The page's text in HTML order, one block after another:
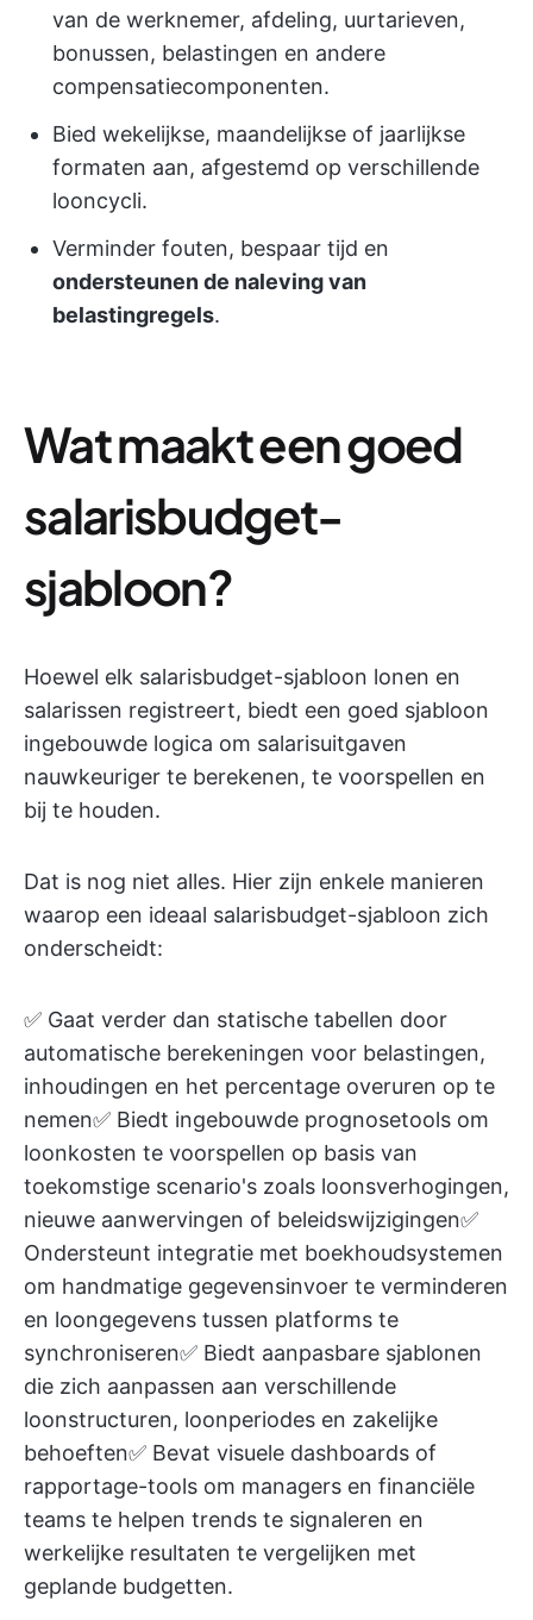
van de werknemer, afdeling, uurtarieven,
bonussen, belastingen en andere
compensatiecomponenten.
Bied wekelijkse, maandelijkse of jaarlijkse
formaten aan, afgestemd op verschillende
looncycli.
Verminder fouten, bespaar tijd en
ondersteunen de naleving van
belastingregels.
Wat maakt een goed
salarisbudget-
sjabloon?
Hoewel elk salarisbudget-sjabloon lonen en
salarissen registreert, biedt een goed sjabloon
ingebouwde logica om salarisuitgaven
nauwkeuriger te berekenen, te voorspellen en
bij te houden.
Dat is nog niet alles. Hier zijn enkele manieren
waarop een ideaal salarisbudget-sjabloon zich
onderscheidt:
✅ Gaat verder dan statische tabellen door
automatische berekeningen voor belastingen,
inhoudingen en het percentage overuren op te
nemen✅ Biedt ingebouwde prognosetools om
loonkosten te voorspellen op basis van
toekomstige scenario's zoals loonsverhogingen,
nieuwe aanwervingen of beleidswijzigingen✅
Ondersteunt integratie met boekhoudsystemen
om handmatige gegevensinvoer te verminderen
en loongegevens tussen platforms te
synchroniseren✅ Biedt aanpasbare sjablonen
die zich aanpassen aan verschillende
loonstructuren, loonperiodes en zakelijke
behoeften✅ Bevat visuele dashboards of
rapportage-tools om managers en financiële
teams te helpen trends te signaleren en
werkelijke resultaten te vergelijken met
geplande budgetten.